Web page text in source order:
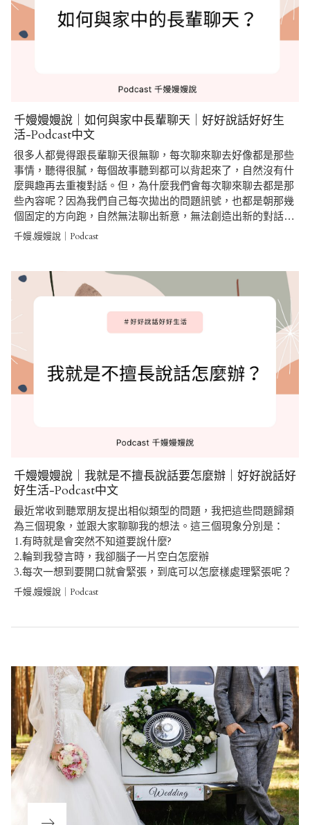
千嫚嫚嫚說｜如何與家中長輩聊天｜好好說話好好生
活-Podcast中文
很多人都覺得跟長輩聊天很無聊，每次聊來聊去好像都是那些
事情，聽得很膩，每個故事聽到都可以背起來了，自然沒有什
麼興趣再去重複對話。但，為什麼我們會每次聊來聊去都是那
些內容呢？因為我們自己每次拋出的問題訊號，也都是朝那幾
個固定的方向跑，自然無法聊出新意，無法創造出新的對話…
千嫚,嫚嫚說｜Podcast
千嫚嫚嫚說｜我就是不擅長說話要怎麼辦｜好好說話好
好生活-Podcast中文
最近常收到聽眾朋友提出相似類型的問題，我把這些問題歸類
為三個現象，並跟大家聊聊我的想法。這三個現象分別是：
1.有時就是會突然不知道要說什麼?
2.輪到我發言時，我卻腦子一片空白怎麼辦
3.每次一想到要開口就會緊張，到底可以怎麼樣處理緊張呢？
千嫚,嫚嫚說｜Podcast
navigation